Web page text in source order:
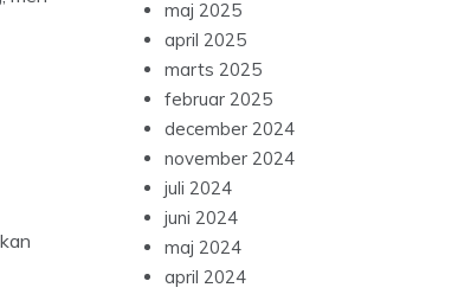
maj 2025
april 2025
marts 2025
februar 2025
december 2024
november 2024
juli 2024
juni 2024
maj 2024
april 2024